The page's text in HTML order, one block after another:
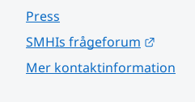
Press
SMHIs frågeforum
Mer kontaktinformation